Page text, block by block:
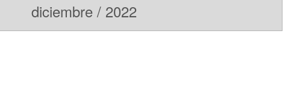
diciembre / 2022